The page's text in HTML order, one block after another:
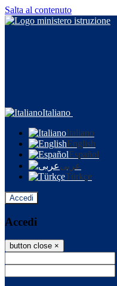
Salta al contenuto
Italiano
Italiano
English
Español
عربى
Türkçe
Accedi
Accedi
button close ×